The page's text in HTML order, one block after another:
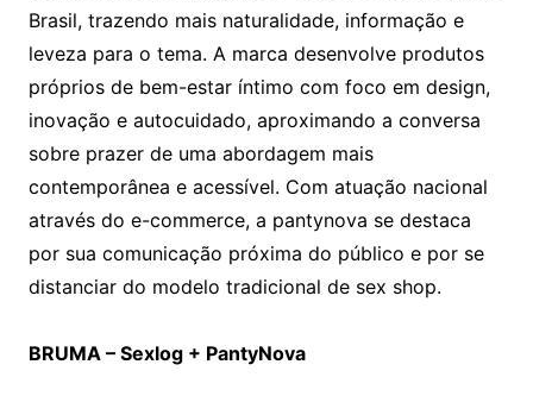
Brasil, trazendo mais naturalidade, informação e
leveza para o tema. A marca desenvolve produtos
próprios de bem-estar íntimo com foco em design,
inovação e autocuidado, aproximando a conversa
sobre prazer de uma abordagem mais
contemporânea e acessível. Com atuação nacional
através do e-commerce, a pantynova se destaca
por sua comunicação próxima do público e por se
distanciar do modelo tradicional de sex shop.
BRUMA – Sexlog + PantyNova